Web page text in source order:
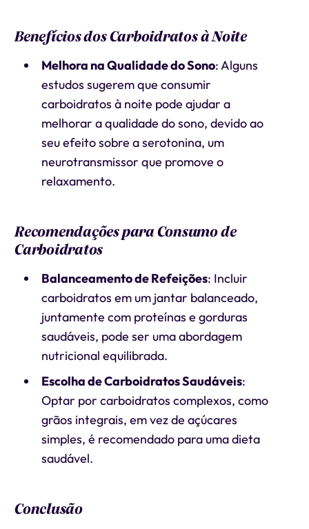
Benefícios dos Carboidratos à Noite
Melhora na Qualidade do Sono: Alguns
estudos sugerem que consumir
carboidratos à noite pode ajudar a
melhorar a qualidade do sono, devido ao
seu efeito sobre a serotonina, um
neurotransmissor que promove o
relaxamento.
Recomendações para Consumo de
Carboidratos
Balanceamento de Refeições: Incluir
carboidratos em um jantar balanceado,
juntamente com proteínas e gorduras
saudáveis, pode ser uma abordagem
nutricional equilibrada.
Escolha de Carboidratos Saudáveis:
Optar por carboidratos complexos, como
grãos integrais, em vez de açúcares
simples, é recomendado para uma dieta
saudável.
Conclusão